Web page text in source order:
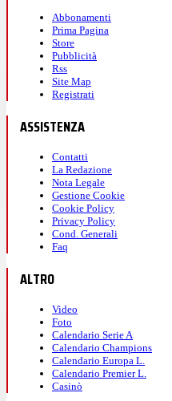
Abbonamenti
Prima Pagina
Store
Pubblicità
Rss
Site Map
Registrati
ASSISTENZA
Contatti
La Redazione
Nota Legale
Gestione Cookie
Cookie Policy
Privacy Policy
Cond. Generali
Faq
ALTRO
Video
Foto
Calendario Serie A
Calendario Champions
Calendario Europa L.
Calendario Premier L.
Casinò